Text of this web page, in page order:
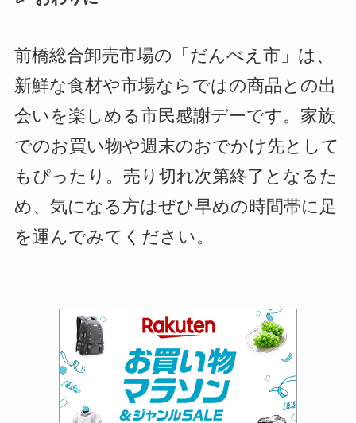
前橋総合卸売市場の「だんべえ市」は、
新鮮な食材や市場ならではの商品との出
会いを楽しめる市民感謝デーです。家族
でのお買い物や週末のおでかけ先として
もぴったり。売り切れ次第終了となるた
め、気になる方はぜひ早めの時間帯に足
を運んでみてください。